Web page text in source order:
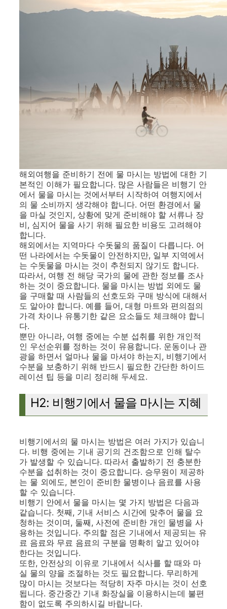
해외여행을 준비하기 전에 물 마시는 방법에 대한 기
본적인 이해가 필요합니다. 많은 사람들은 비행기 안
에서 물을 마시는 것에서부터 시작하여 여행지에서
의 물 소비까지 생각해야 합니다. 어떤 환경에서 물
을 마실 것인지, 상황에 맞게 준비해야 할 서류나 장
비, 심지어 물을 사기 위해 필요한 비용도 고려해야
합니다.
해외에서는 지역마다 수돗물의 품질이 다릅니다. 어
떤 나라에서는 수돗물이 안전하지만, 일부 지역에서
는 수돗물을 마시는 것이 추천되지 않기도 합니다.
따라서, 여행 전 해당 국가의 물에 관한 정보를 조사
하는 것이 중요합니다. 물을 마시는 방법 외에도 물
을 구매할 때 사람들의 선호도와 구매 방식에 대해서
도 알아야 합니다. 예를 들어, 대형 마트와 편의점의
가격 차이나 유통기한 같은 요소들도 체크해야 합니
다.
뿐만 아니라, 여행 중에는 수분 섭취를 위한 개인적
인 우선순위를 정하는 것이 유용합니다. 운동이나 관
광을 하면서 얼마나 물을 마셔야 하는지, 비행기에서
수분을 보충하기 위해 반드시 필요한 간단한 하이드
레이션 팁 등을 미리 정리해 두세요.
H2: 비행기에서 물을 마시는 지혜
비행기에서의 물 마시는 방법은 여러 가지가 있습니
다. 비행 중에는 기내 공기의 건조함으로 인해 탈수
가 발생할 수 있습니다. 따라서 출발하기 전 충분한
수분을 섭취하는 것이 중요합니다. 승무원이 제공하
는 물 외에도, 본인이 준비한 물병이나 음료를 사용
할 수 있습니다.
비행기 안에서 물을 마시는 몇 가지 방법은 다음과
같습니다. 첫째, 기내 서비스 시간에 맞추어 물을 요
청하는 것이며, 둘째, 사전에 준비한 개인 물병을 사
용하는 것입니다. 주의할 점은 기내에서 제공되는 유
료 음료와 무료 음료의 구분을 명확히 알고 있어야
한다는 것입니다.
또한, 안전상의 이유로 기내에서 식사를 할 때와 마
실 물의 양을 조절하는 것도 필요합니다. 무리하게
많이 마시는 것보다는 적당히 자주 마시는 것이 선호
됩니다. 중간중간 기내 화장실을 이용하시는데 불편
함이 없도록 주의하시길 바랍니다.